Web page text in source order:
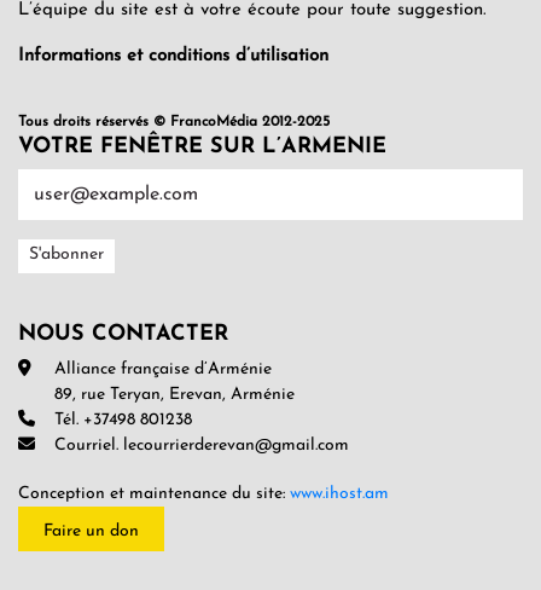
L’équipe du site est à votre écoute pour toute suggestion.
Informations et conditions d’utilisation
Tous droits réservés © FrancoMédia 2012-2025
VOTRE FENÊTRE SUR L’ARMENIE
NOUS CONTACTER
Alliance française d’Arménie
89, rue Teryan, Erevan, Arménie
Tél. +37498 801238
Courriel. lecourrierderevan@gmail.com
Conception et maintenance du site: www.ihost.am
Faire un don